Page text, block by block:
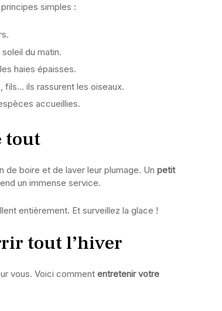
simples :
du matin.
haies épaisses.
fils… ils rassurent les oiseaux.
accueillies.
tout
de boire et de laver leur plumage. Un petit
un immense service.
entièrement. Et surveillez la glace !
tout l’hiver
vous. Voici comment entretenir votre